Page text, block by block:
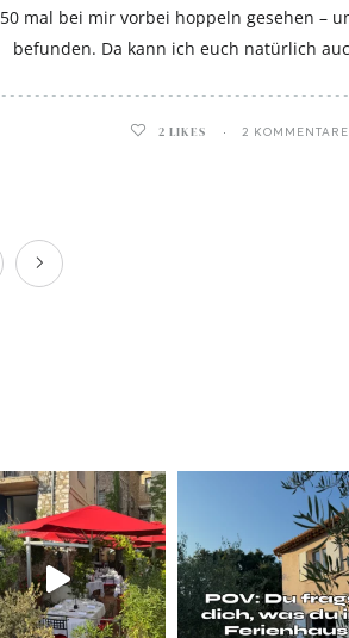
50 mal bei mir vorbei hoppeln gesehen –
befunden. Da kann ich euch natürlich
2 LIKES 2 KOMMENTARE